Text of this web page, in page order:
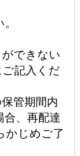
できない
記入くだ
管期間内
、再配達
かじめご了